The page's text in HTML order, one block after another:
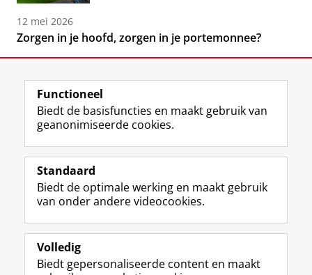
12 mei 2026
Zorgen in je hoofd, zorgen in je portemonnee?
Volg de RUG
F
a
e
b
o
p
L
i
k
e
I
-
R
S
-
f
e
R
I
n
t
r
m
Y
o
T
e
k
Studiekiezers
Alumni
Over ons
Functioneel
Biedt de basisfuncties en maakt gebruik van
geanonimiseerde cookies.
Standaard
Biedt de optimale werking en maakt gebruik
van onder andere videocookies.
Volledig
Biedt gepersonaliseerde content en maakt